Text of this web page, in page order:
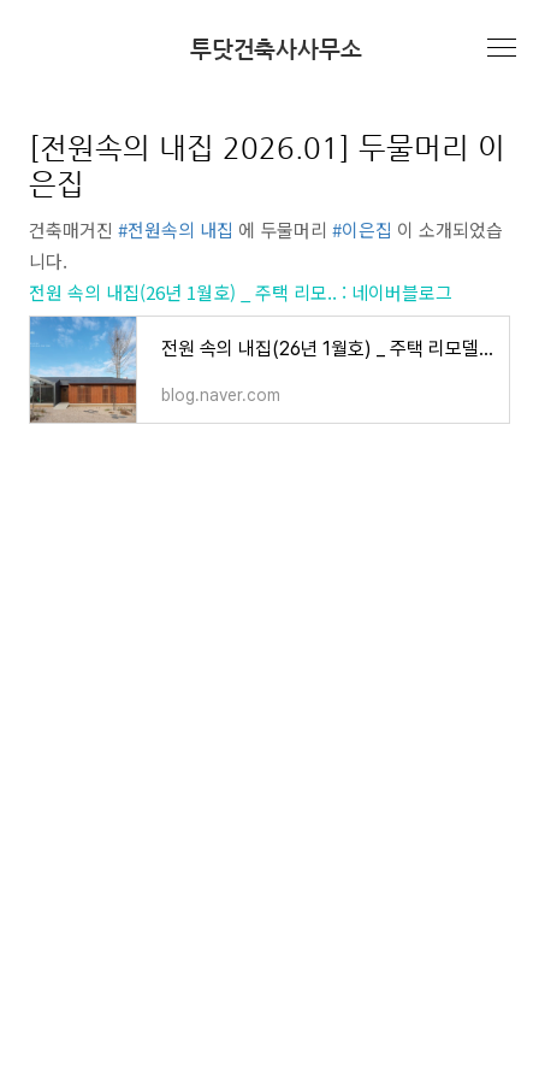
투닷건축사사무소
[전원속의 내집 2026.01] 두물머리 이
은집
건축매거진 #전원속의 내집 에 두물머리 #이은집 이 소개되었습
니다.
전원 속의 내집(26년 1월호) _ 주택 리모.. : 네이버블로그
전원 속의 내집(26년 1월호) _ 주택 리모델링 '이은집'
blog.naver.com